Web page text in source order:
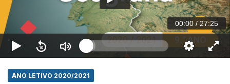
00:00 / 27:25
ANO LETIVO 2020/2021